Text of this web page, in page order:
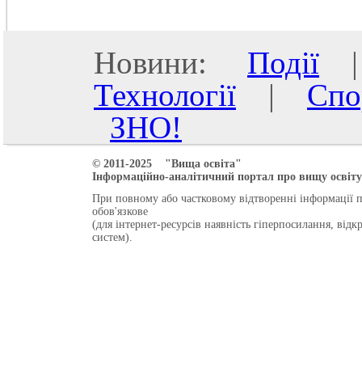
Новини: Події
Технології |
ЗНО!
© 2011-2025 "Вища освіта"
Інформаційно-аналітичний портал про вищу
При повному або частковому відтворенні інформації
обов'язкове
(для інтернет-ресурсів наявність гіперпосилання,
систем).